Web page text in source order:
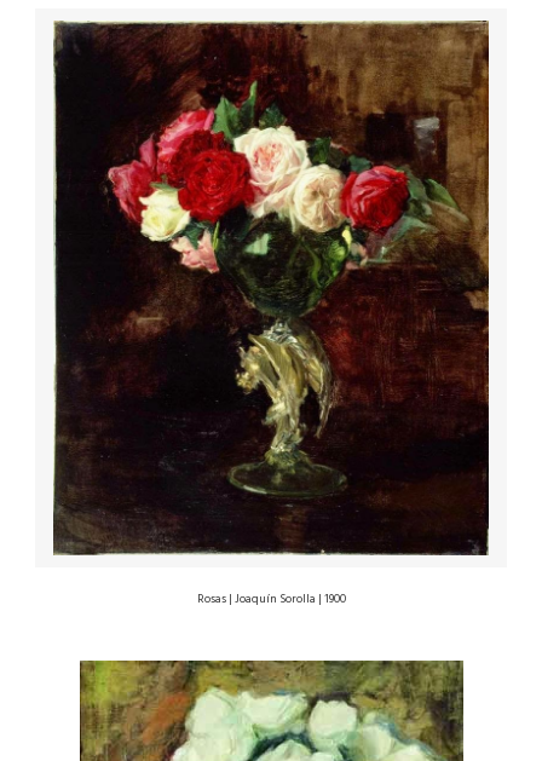
Rosas | Joaquín Sorolla | 1900